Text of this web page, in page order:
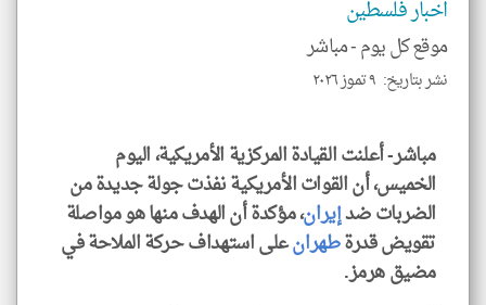
اخبار فلسطين
موقع كل يوم -مباشر
نشر بتاريخ: ٩ تموز ٢٠٢٦
مباشر- أعلنت القيادة المركزية الأمريكية، اليوم
الخميس، أن القوات الأمريكية نفذت جولة جديدة من
الضربات ضدإيران، مؤكدة أن الهدف منها هو مواصلة
تقويض قدرةطهرانعلى استهداف حركة الملاحة في
مضيق هرمز.
klyoum.com